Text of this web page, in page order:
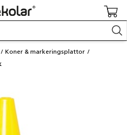
Koner & markeringsplattor